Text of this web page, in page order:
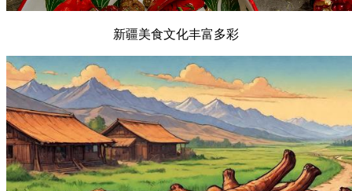
新疆美食文化丰富多彩